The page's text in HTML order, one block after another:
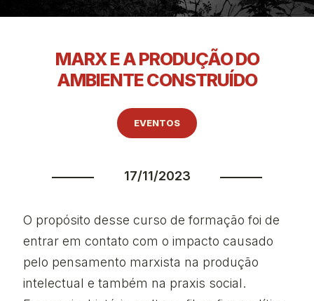
MARX E A PRODUÇÃO DO
AMBIENTE CONSTRUÍDO
EVENTOS
17/11/2023
O propósito desse curso de formação foi de
entrar em contato com o impacto causado
pelo pensamento marxista na produção
intelectual e também na praxis social.